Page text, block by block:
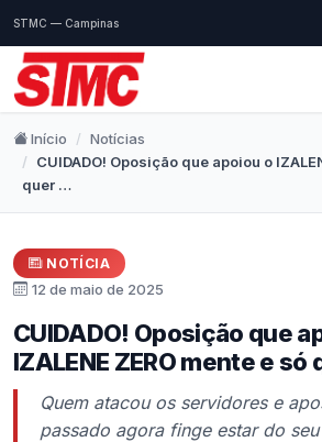
STMC — Campinas
Início
Notícias
CUIDADO! Oposição que apoiou o
quer …
NOTÍCIA
12 de maio de 2025
CUIDADO! Oposição que
IZALENE ZERO mente e
Quem atacou os servidores e
passado agora finge estar do